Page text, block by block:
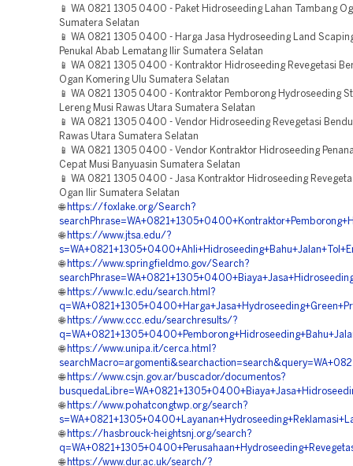
📱 WA 0821 1305 0400 - Paket Hidroseeding Lahan Tambang
Sumatera Selatan
📱 WA 0821 1305 0400 - Harga Jasa Hydroseeding Land
Penukal Abab Lematang Ilir Sumatera Selatan
📱 WA 0821 1305 0400 - Kontraktor Hidroseeding Revegetasi
Ogan Komering Ulu Sumatera Selatan
📱 WA 0821 1305 0400 - Kontraktor Pemborong Hydroseeding
Lereng Musi Rawas Utara Sumatera Selatan
📱 WA 0821 1305 0400 - Vendor Hidroseeding Revegetasi
Rawas Utara Sumatera Selatan
📱 WA 0821 1305 0400 - Vendor Kontraktor Hidroseeding
Cepat Musi Banyuasin Sumatera Selatan
📱 WA 0821 1305 0400 - Jasa Kontraktor Hidroseeding
Ogan Ilir Sumatera Selatan
🌐 https://foxlake.org/Search?
🌐 https://www.jtsa.edu/?
🌐 https://www.springfieldmo.gov/Search?
🌐 https://www.lc.edu/search.html?
🌐 https://www.ccc.edu/searchresults/?
🌐 https://www.unipa.it/cerca.html?
🌐 https://www.csjn.gov.ar/buscador/documentos?
🌐 https://www.pohatcongtwp.org/search?
🌐 https://hasbrouck-heightsnj.org/search?
🌐 https://www.dur.ac.uk/search/?